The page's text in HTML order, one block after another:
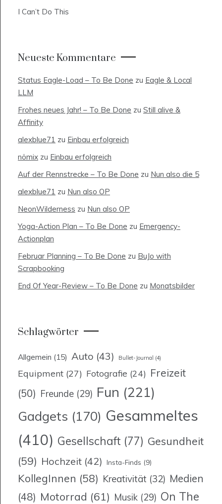
I Can’t Do This
Neueste Kommentare
Status Eagle-Load – To Be Done zu Eagle & Local
LLM
Frohes neues Jahr! – To Be Done zu Still alive &
Affinity
alexblue71 zu Einbau erfolgreich
nömix zu Einbau erfolgreich
Auf der Rennstrecke – To Be Done zu Nun also die 5
alexblue71 zu Nun also OP
NeonWilderness zu Nun also OP
Yoga-Action Plan – To Be Done zu Emergency-
Actionplan
Februar Planning – To Be Done zu BuJo with
Scrapbooking
End Of Year-Review – To Be Done zu Monatsbilder
Schlagwörter
Allgemein (15) Auto (43) Bullet-Journal (4)
Equipment (27) Fotografie (24) Freizeit
(50) Freunde (29) Fun (221)
Gadgets (170) Gesammeltes
(410) Gesellschaft (77) Gesundheit
(59) Hochzeit (42) Insta-Finds (9)
KollegInnen (58) Kreativität (32) Medien
(48) Motorrad (61) Musik (29) On The